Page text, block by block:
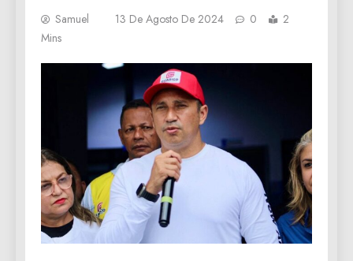
Samuel 13 De Agosto De 2024 0
2
Mins